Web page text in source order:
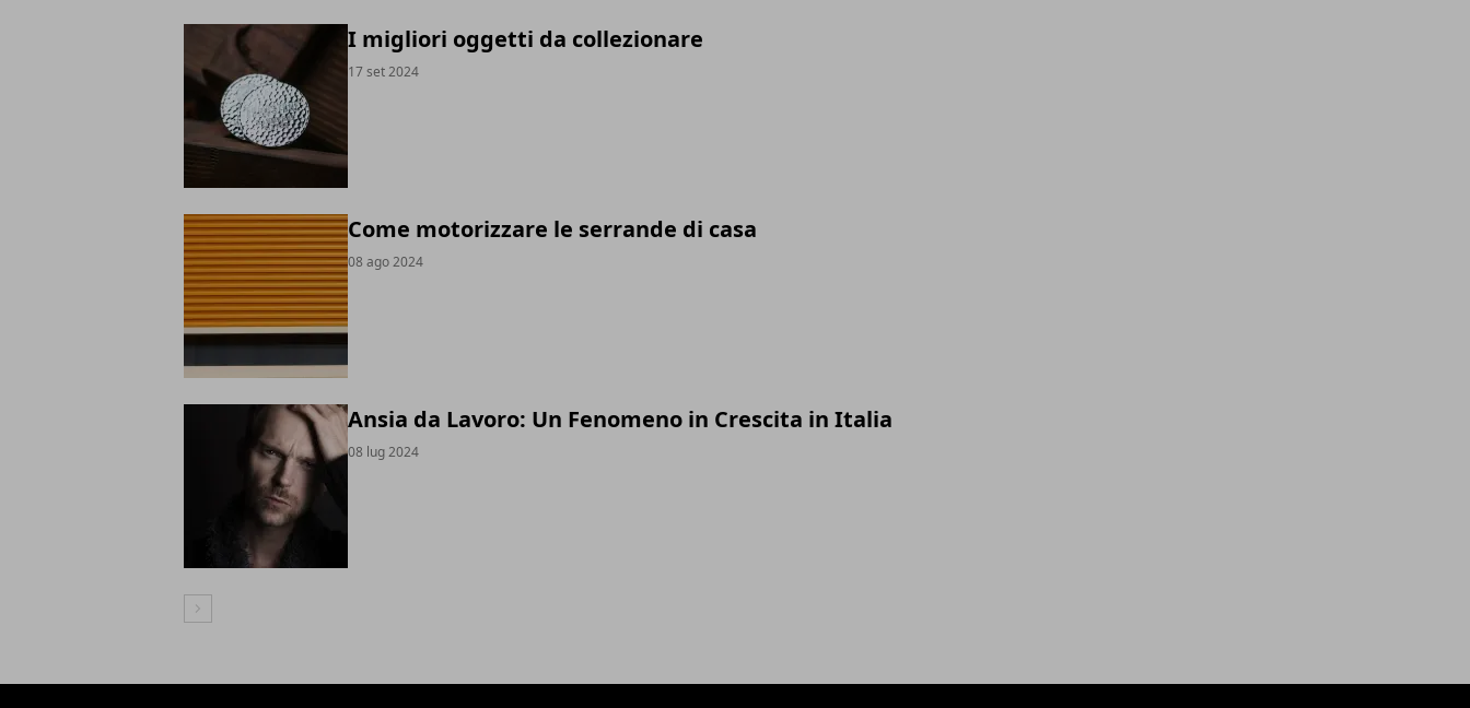
I migliori oggetti da collezionare
17 set 2024
Come motorizzare le serrande di casa
08 ago 2024
Ansia da Lavoro: Un Fenomeno in Crescita in Italia
08 lug 2024
Articolo Successivo